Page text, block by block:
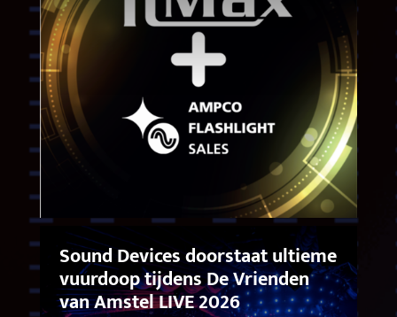
Sound Devices doorstaat ultieme
vuurdoop tijdens De Vrienden
van Amstel LIVE 2026